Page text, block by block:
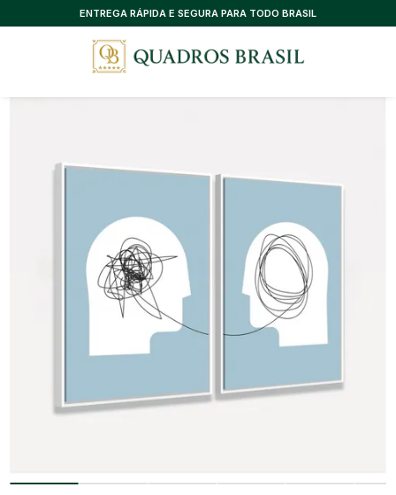
CONSULTORIA EXCLUSIVA, SEM CUSTO